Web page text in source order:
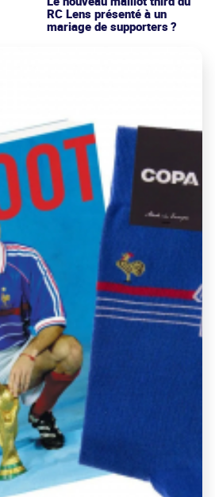
RC Lens présenté à un
mariage de supporters ?